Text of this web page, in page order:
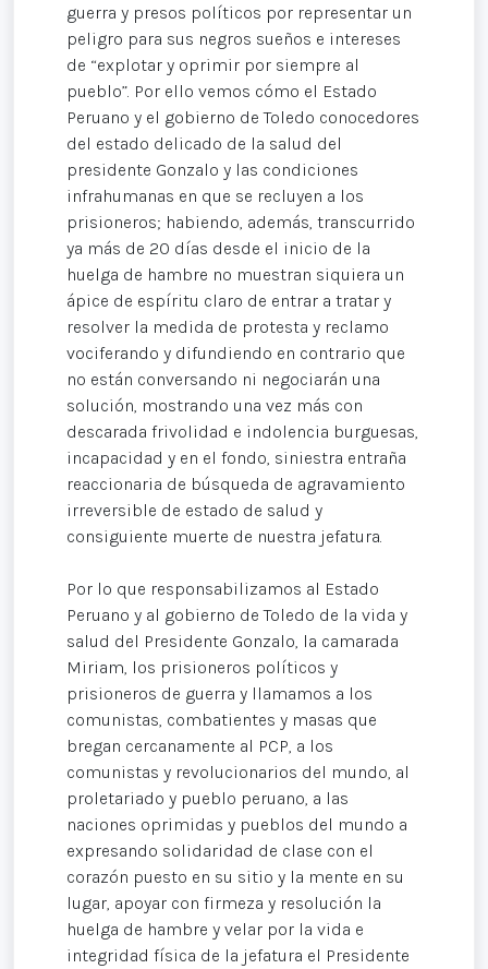
guerra y presos políticos por representar un
peligro para sus negros sueños e intereses
de “explotar y oprimir por siempre al
pueblo”. Por ello vemos cómo el Estado
Peruano y el gobierno de Toledo conocedores
del estado delicado de la salud del
presidente Gonzalo y las condiciones
infrahumanas en que se recluyen a los
prisioneros; habiendo, además, transcurrido
ya más de 20 días desde el inicio de la
huelga de hambre no muestran siquiera un
ápice de espíritu claro de entrar a tratar y
resolver la medida de protesta y reclamo
vociferando y difundiendo en contrario que
no están conversando ni negociarán una
solución, mostrando una vez más con
descarada frivolidad e indolencia burguesas,
incapacidad y en el fondo, siniestra entraña
reaccionaria de búsqueda de agravamiento
irreversible de estado de salud y
consiguiente muerte de nuestra jefatura.
Por lo que responsabilizamos al Estado
Peruano y al gobierno de Toledo de la vida y
salud del Presidente Gonzalo, la camarada
Miriam, los prisioneros políticos y
prisioneros de guerra y llamamos a los
comunistas, combatientes y masas que
bregan cercanamente al PCP, a los
comunistas y revolucionarios del mundo, al
proletariado y pueblo peruano, a las
naciones oprimidas y pueblos del mundo a
expresando solidaridad de clase con el
corazón puesto en su sitio y la mente en su
lugar, apoyar con firmeza y resolución la
huelga de hambre y velar por la vida e
integridad física de la jefatura el Presidente